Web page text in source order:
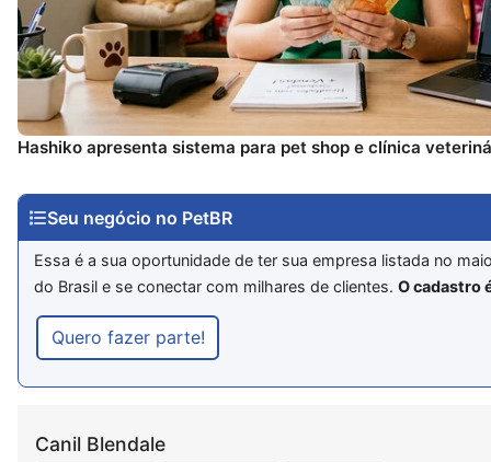
Hashiko apresenta sistema para pet shop e clínica
Seu negócio no PetBR
Essa é a sua oportunidade de ter sua empresa listada no
do Brasil e se conectar com milhares de clientes.O cadastro
Quero fazer parte!
Canil Blendale